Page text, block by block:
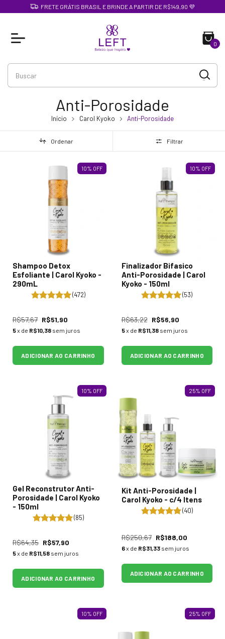
FRETE GRÁTIS BRASIL E BRINDE A PARTIR DE R$149,90 💜
0
Anti-Porosidade
Início Carol Kyoko Anti-Porosidade
Ordenar Filtrar
10% OFF
Shampoo Detox
Esfoliante | Carol Kyoko -
290mL
(472)
R$57,67 R$51,90
5x de R$10,38 sem juros
ADICIONAR AO CARRINHO
10% OFF
Finalizador Bifasico
Anti-Porosidade | Carol
Kyoko - 150ml
(53)
R$63,22 R$56,90
5x de R$11,38 sem juros
ADICIONAR AO CARRINHO
10% OFF
Gel Reconstrutor Anti-
Porosidade | Carol Kyoko
- 150ml
(85)
R$64,35 R$57,90
5x de R$11,58 sem juros
ADICIONAR AO CARRINHO
25% OFF
Kit Anti-Porosidade |
Carol Kyoko - c/4 Itens
(40)
R$250,67 R$188,00
6x de R$31,33 sem juros
ADICIONAR AO CARRINHO
10% OFF 25% OFF